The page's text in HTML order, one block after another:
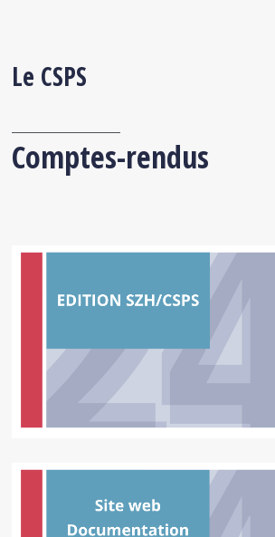
Le CSPS
Comptes-rendus